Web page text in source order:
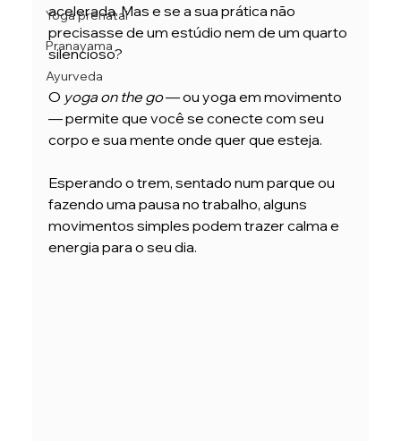
Yoga prenatal
Pranayama
Ayurveda
acelerada. Mas e se a sua prática não
precisasse de um estúdio nem de um quarto
silencioso?
O yoga on the go — ou yoga em movimento
— permite que você se conecte com seu
corpo e sua mente onde quer que esteja.
Esperando o trem, sentado num parque ou
fazendo uma pausa no trabalho, alguns
movimentos simples podem trazer calma e
energia para o seu dia.